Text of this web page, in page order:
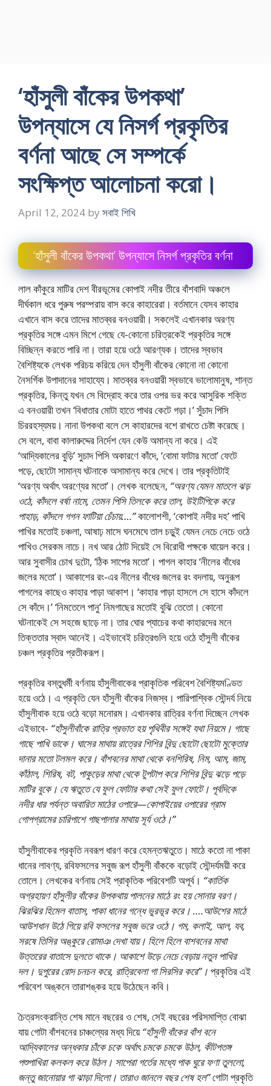
‘হাঁসুলী বাঁকের উপকথা’
উপন্যাসে যে নিসর্গ প্রকৃতির
বর্ণনা আছে সে সম্পর্কে
সংক্ষিপ্ত আলােচনা করাে।
April 12, 2024 by সবাই শিখি
‘হাঁসুলী বাঁকের উপকথা’ উপন্যাসে নিসর্গ প্রকৃতির বর্ণনা
লাল কাঁকুরে মাটির দেশ বীরভূমের কোপাই নদীর তীরে বাঁশবাদি অঞ্চলে
দীর্ঘকাল ধরে পুরুষ পরম্পরায় বাস করে কাহারেরা। বর্তমানে যেসব কাহার
এখানে বাস করে তাদের মাতব্বর বনওয়ারী। সকলেই এখানকার অরণ্য
প্রকৃতির সঙ্গে এমন মিশে গেছে যে-কোনাে চরিত্রকেই প্রকৃতির সঙ্গে
বিচ্ছিন্ন করতে পারি না। তারা হয়ে ওঠে আরণ্যক। তাদের স্বভাব
বৈশিষ্ট্যকে লেখক পরিচয় করিয়ে দেন হাঁসুলী বাঁকের কোনাে না কোনাে
নৈসর্গিক উপাদানের সাহায্যে। মাতব্বর বনওয়ারী স্বভাবে ভালােমানুষ, শান্ত
প্রকৃতির, কিন্তু যখন সে বিদ্রোহ করে তার ওপর ভর করে আসুরিক শক্তি
এ বনওয়ারী তখন ‘বিধাতার মােটা হাতে পাথর কেটে গড়া।’ সুঁচাদ পিসি
চিররহস্যময়। নানা উপকথা বলে সে কাহারদের বশে রাখতে চেষ্টা করেছে।
সে বলে, বাবা কালারুদ্দের নির্দেশ যেন কেউ অমান্য না করে। এই
‘আদ্যিকালের বুড়ি’ সুচাদ পিসি অকারণে কাঁদে, ‘বােমা ফাটার মতাে’ ফেটে
পড়ে, ছােটো সামান্য ঘটনাকে অসামান্য করে দেখে। তার প্রকৃতিটাই
‘অরণ্য অর্থাৎ অরণ্যের মতাে’। লেখক বলেছেন, “অরণ্য যেমন মাতলে ঝড়
ওঠে, কাঁদলে বর্ষা নামে, তেমন পিসি তিলকে করে তাল, উইটিপিকে করে
পাহাড়, কাঁদলে গগন ফাটিয়া চেঁচায়….”কালােশশী, ‘কোপাই নদীর দহ’ পাখি
পাখির মতােই চঞ্চলা, আষাঢ় মাসে ঘনমেঘে তাল চড়ুই যেমন নেচে নেচে ওঠে
পাখিও সেরকম নাচে। নখ আর ঠোট দিয়েই সে বিরােধী পক্ষকে ঘায়েল করে।
আর সুবাসীর চোখ দুটো, ‘ঠিক সাপের মতাে’। পাগল কাহার ‘নীলের বাঁধের
জলের মতাে’। আকাশের রং-এর নীলের বাঁধের জলের রং বদলায়, অনুরূপ
পাগলের কাছেও কাহার পাড়া আকাশ। ‘কাহার পাড়া হাসলে সে হাসে কাঁদলে
সে কাঁদে।’ ‘নিমতেলে পানু’ নিমগাছের মতােই বুঝি তেতাে। কোনাে
ঘটনাকেই সে সহজে ছাড়ে না। তার ঘাের প্যাচের কথা কাহারদের মনে
তিক্ততার স্বাদ আনেই। এইভাবেই চরিত্রগুলি হয়ে ওঠে হাঁসুলী বাঁকের
চঞ্চল প্রকৃতির প্রতীকরূপ।
প্রকৃতির বস্তুধর্মী বর্ণনায় হাঁসুলীবাকের প্রাকৃতিক পরিবেশ বৈশিষ্ট্যমণ্ডিত
হয়ে ওঠে। এ প্রকৃতি যেন হাঁসুলী বাঁকের নিজস্ব। পারিপাশ্বিক সৌন্দর্য নিয়ে
হাঁসুলীবাক হয়ে ওঠে বড়াে মনােরম। এখানকার রাত্রির বর্ণনা দিচ্ছেন লেখক
এইভাবে- “হাঁসুলীবাঁকে রাত্রি প্রভাত হয় পৃথিবীর সঙ্গেই যথা নিয়মে। গাছে
গাছে পাখি ডাকে। ঘাসের মাথায় রাত্রের শিশির বিন্দু ছােটো ছােটো মুক্তোর
দানার মতাে টলমল করে। বাঁশবনের মাথা থেকে বনশিরিষ, নিম, আম, জাম,
কাঁঠাল, শিরিষ, বট, পাকুড়ের মাথা থেকে টুপটাপ করে শিশির বিন্দু ঝড়ে পড়ে
মাটির বুকে। যে ঋতুতে যে ফুল ফোটার কথা সেই ফুল ফোটে। পূর্বদিকে
নদীর ধার পর্যন্ত অবারিত মাঠের ওপারে—কোপাইয়ের ওপারের গ্রাম
গােপগ্রামের চারিপাশে গাছপালার মাথায় সূর্য ওঠে।”
হাঁসুলীবাকের প্রকৃতি নবরূপ ধারণ করে হেমন্তঋতুতে। মাঠে কতাে না পাকা
ধানের লাবণ্য, রবিফসলের সবুজ রূপ হাঁসুলী বাঁককে বড়ােই সৌন্দর্যময়ী করে
তােলে। লেখকের বর্ণনায় সেই প্রাকৃতিক পরিবেশটি অপূর্ব। “কার্তিক
অগ্রহায়ণ হাঁসুলীর বাঁকের উপকথায় পালনের মাঠে রং হয় সােনার বরণ।
ঝিরঝির হিমেল বাতাস, পাকা ধানের গন্ধে ভুরভূর করে। ….আউশের মাঠে
আউশধান উঠে গিয়ে রবি ফসলের সবুজ ভরে ওঠে। গম, কলাই, আল, যব,
সরষে তিসির অঙ্কুরে রােমাঞ দেখা যায়। হিলে হিলে বাশবনের মাথা
উত্তরের বাতাসে দুলতে থাকে। আকাশে উড়ে নেচে বেড়ায় নতুন পাখির
দল। দুপুরের রােদ চনচন করে, রাত্রিবেলা গা সিরসির করে”। প্রকৃতির এই
পরিবেশ অঙ্কনে তারাশঙ্কর হয়ে উঠেছেন কবি।
চৈত্রসংক্রান্তি শেষ মানে বছরের ও শেষ, সেই বছরের পরিসমাপ্তি বােঝা
যায় গােটা বাঁশবনের চাঞ্চল্যের মধ্য দিয়ে“হাঁসুলী বাঁকের বাঁশ বনে
আদ্যিকালের অন্ধকার চাঁকে চকে অর্থাৎ চমকে চমকে উঠল, কীটপতঙ্গ
পশুপাখিরা কলকল করে উঠল। সাপেরা গর্তের মধ্যে পাক ঘুরে ফণা তুললাে,
জন্তু জানােয়ার গা ঝাড়া দিলাে। তারাও জানলে বছর শেষ হল”গােটা প্রকৃতি